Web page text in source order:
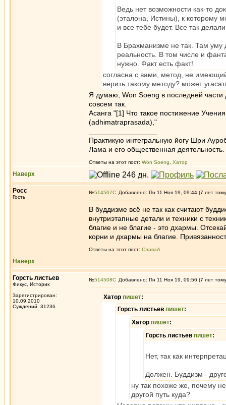
Ведь нет возможности как-то
(эталона, Истины), к которому
и все тебе будет. Все так
В Брахманизме не так. Там уму
реальность. В том числе и
нужно. Факт есть факт!
согласна с вами, метод, не
верить такому методу? может
Я думаю, Won Soeng в последней части
совсем так.
Асанга "[1] Что такое постижение
(adhimatraprasada),"
Практикую интегральную йогу Шри
Лама и его общественная деятельность.
Ответы на этот пост: Won Soeng Хатор
Наверх
Росс
Гость
№514507 Добавлено: Пн 11 Ноя 19, 09:44 (7 лет
В буддизме всё не так как считают
внутриэтапные детали и техники с
благие и не благие - это дхармы.
корни и дхармы на благие.
Ответы на этот пост: СлаваА
Наверх
Горсть листьев
Фикус, Историк
Зарегистрирован:
10.09.2010
Суждений: 31236
№514508 Добавлено: Пн 11 Ноя 19, 09:56 (7 лет
Хатор пишет:
Горсть листьев пишет:
Хатор пишет:
Горсть листьев пишет:
Нет, так как
Должен. Буддизм -
ну так похоже же, почему
другой путь куда?